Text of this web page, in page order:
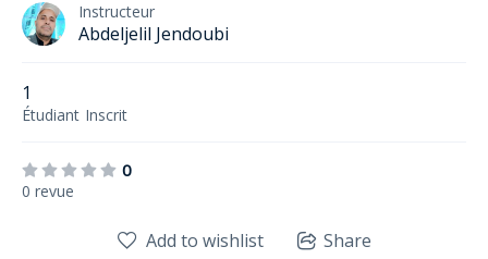
Instructeur
Abdeljelil Jendoubi
1
Étudiant Inscrit
0
0 revue
Add to wishlist Share